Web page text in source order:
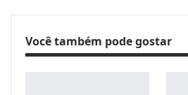
Você também pode gostar